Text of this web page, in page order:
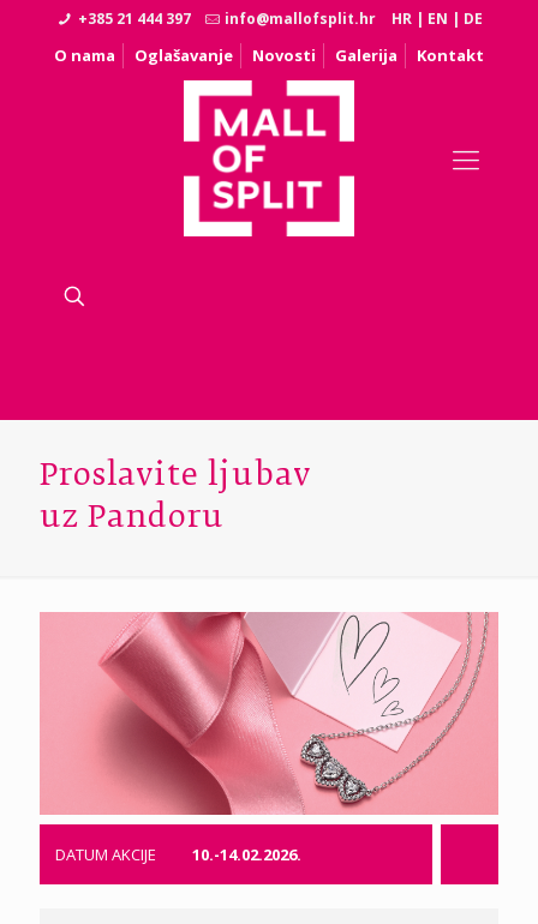
+385 21 444 397 info@mallofsplit.hr HR | EN | DE
O nama Oglašavanje Novosti Galerija Kontakt
Proslavite ljubav
uz Pandoru
DATUM AKCIJE 10.-14.02.2026.